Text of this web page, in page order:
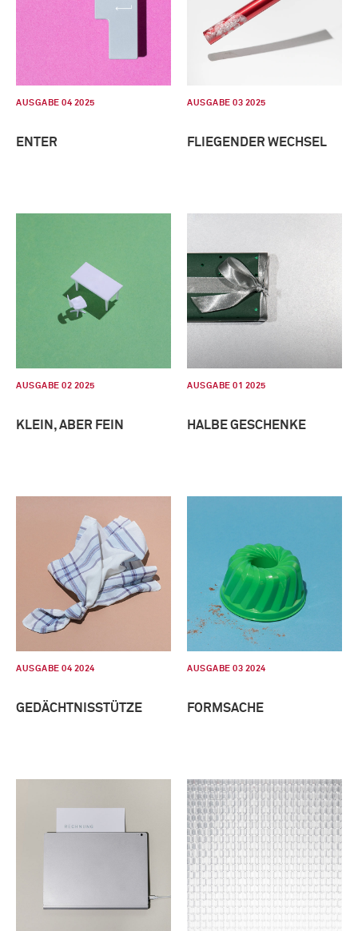
AUSGABE 04 2025
ENTER
AUSGABE 03 2025
FLIEGENDER WECHSEL
AUSGABE 02 2025
KLEIN, ABER FEIN
AUSGABE 01 2025
HALBE GESCHENKE
AUSGABE 04 2024
GEDÄCHTNISSTÜTZE
AUSGABE 03 2024
FORMSACHE